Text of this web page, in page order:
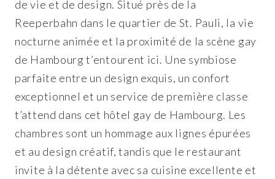
de vie et de design. Situé près de la
Reeperbahn dans le quartier de St. Pauli, la vie
nocturne animée et la proximité de la scène gay
de Hambourg t’entourent ici. Une symbiose
parfaite entre un design exquis, un confort
exceptionnel et un service de première classe
t’attend dans cet hôtel gay de Hambourg. Les
chambres sont un hommage aux lignes épurées
et au design créatif, tandis que le restaurant
invite à la détente avec sa cuisine excellente et